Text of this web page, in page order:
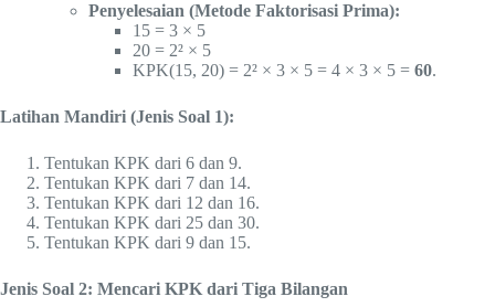
Penyelesaian (Metode Faktorisasi Prima):
15 = 3 × 5
20 = 2² × 5
KPK(15, 20) = 2² × 3 × 5 = 4 × 3 × 5 = 60.
Latihan Mandiri (Jenis Soal 1):
Tentukan KPK dari 6 dan 9.
Tentukan KPK dari 7 dan 14.
Tentukan KPK dari 12 dan 16.
Tentukan KPK dari 25 dan 30.
Tentukan KPK dari 9 dan 15.
Jenis Soal 2: Mencari KPK dari Tiga Bilangan